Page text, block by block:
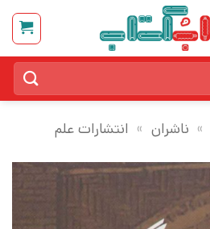
» ناشران » انتشارات علم